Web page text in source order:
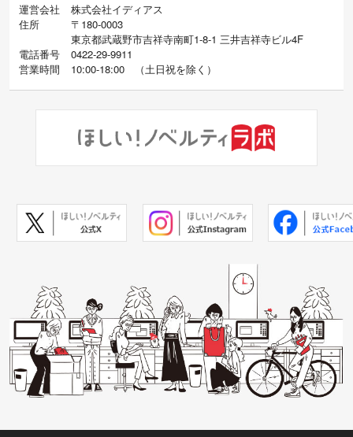
運営会社
株式会社イディアス
住所
〒180-0003
東京都武蔵野市吉祥寺南町1-8-1 三井吉祥寺ビル4F
電話番号
0422-29-9911
営業時間
10:00-18:00 （土日祝を除く）